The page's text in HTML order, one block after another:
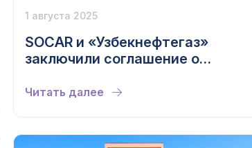
1 августа 2025
SOCAR и «Узбекнефтегаз»
заключили соглашение о
разведки и добычи
Читать далее